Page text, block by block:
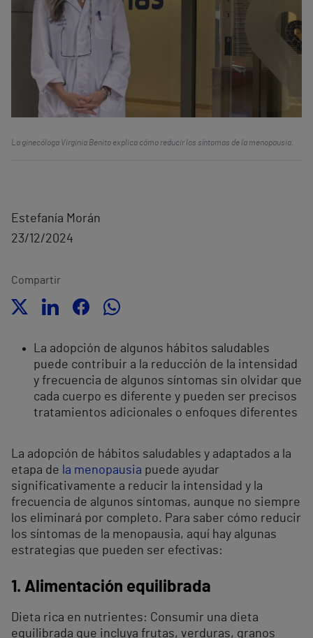
La ginecóloga Virginia Benito explica cómo reducir los síntomas de la menopausia.
Estefanía Morán
23/12/2024
Compartir
La adopción de algunos hábitos saludables
puede contribuir a la reducción de la intensidad
y frecuencia de algunos síntomas sin olvidar que
cada cuerpo es diferente y pueden ser precisos
tratamientos adicionales o enfoques diferentes
La adopción de hábitos saludables y adaptados a la
etapa de la menopausia puede ayudar
significativamente a reducir la intensidad y la
frecuencia de algunos síntomas, aunque no siempre
los eliminará por completo. Para saber cómo reducir
los síntomas de la menopausia, aquí hay algunas
estrategias que pueden ser efectivas:
1. Alimentación equilibrada
Dieta rica en nutrientes: Consumir una dieta
equilibrada que incluya frutas, verduras, granos